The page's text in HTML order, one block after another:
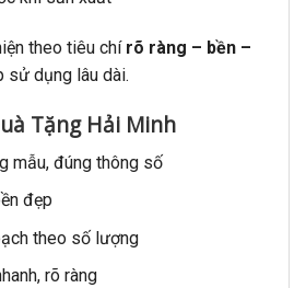
theo tiêu chí rõ ràng – bền –
sử dụng lâu dài.
Tặng Hải Minh
mẫu, đúng thông số
đẹp
theo số lượng
rõ ràng